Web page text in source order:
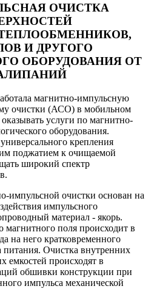
ОЧИСТКА
И ДРУГОГО
ОБОРУДОВАНИЯ ОТ
магнитно-импульсную
очистки (АСО) в мобильном
услуги по магнитно-
оборудования.
крепления
поджатием к очищаемой
широкий спектр
импульсной очистки основан на
импульсного
материал - якорь.
поля происходит в
на него кратковременного
питания. Очистка внутренних
емкостей происходят в
обшивки конструкции при
импульса механической